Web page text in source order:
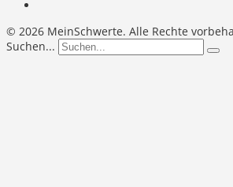
© 2026 MeinSchwerte. Alle Rechte
Suchen...